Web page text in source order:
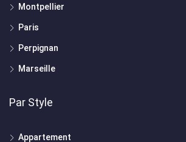
Montpellier
Paris
Perpignan
Marseille
Par Style
Appartement